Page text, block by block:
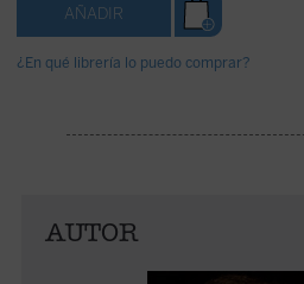
¿En qué librería lo puedo comprar?
AUTOR